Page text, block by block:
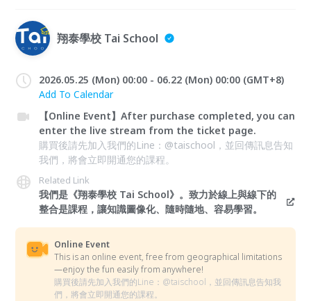
翔泰學校 Tai School
2026.05.25 (Mon) 00:00 - 06.22 (Mon) 00:00 (GMT+8)
Add To Calendar
【Online Event】After purchase completed, you can
enter the live stream from the ticket page.
購買後請先加入我們的Line：@taischool，並回傳訊息告知
我們，將會立即開通您的課程。
Related Link
我們是《翔泰學校 Tai School》。致力於線上與線下的
整合是課程，讓知識圖像化、隨時隨地、容易學習。
Online Event
This is an online event, free from geographical limitations
—enjoy the fun easily from anywhere!
購買後請先加入我們的Line：@taischool，並回傳訊息告知我
們，將會立即開通您的課程。